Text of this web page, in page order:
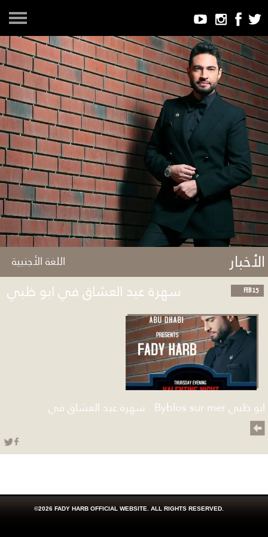
الأخبار اللغة الأجنبية
FEB 15 سهرة عيد العشاق في ابو ظبي
ابو ظبي Byblos sur mer سهرة عيد العشاق في
©2026 FADY HARB OFFICIAL WEBSITE. ALL RIGHTS RESERVED.